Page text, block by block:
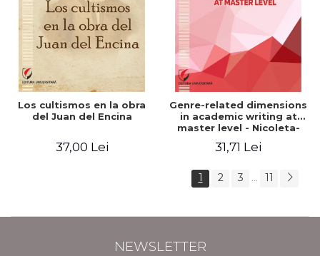
Los cultismos en la obra
del Juan del Encina
37,00 Lei
Genre-related dimensions
in academic writing at
master level - Nicoleta-
31,71 Lei
1 2 3 ... 11
NEWSLETTER